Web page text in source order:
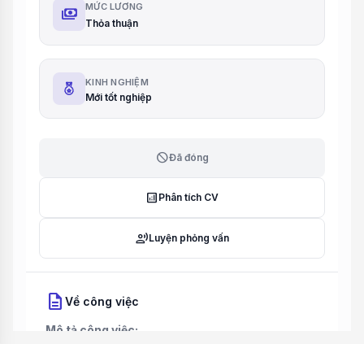
payments MỨC LƯƠNG
Thỏa thuận
KINH NGHIỆM
Mới tốt nghiệp
blockĐã đóng
analytics Phân tích CV
record_voice_overLuyện phỏng vấn
description Về công việc
Mô tả công việc: